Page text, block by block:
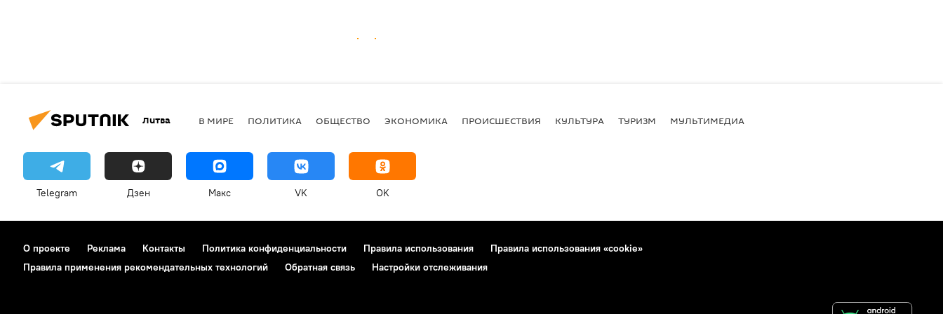
Литва В МИРЕ ПОЛИТИКА ОБЩЕСТВО ЭКОНОМИКА ПРОИСШЕСТВИЯ КУЛЬТУРА ТУРИЗМ МУЛЬТИМЕДИА
Telegram Дзен Макс VK OK
О проекте Реклама Контакты Политика конфиденциальности Правила использования
Правила использования «cookie»
Правила применения рекомендательных технологий
Обратная связь Настройки отслеживания